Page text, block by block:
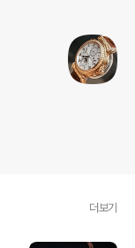
더보기